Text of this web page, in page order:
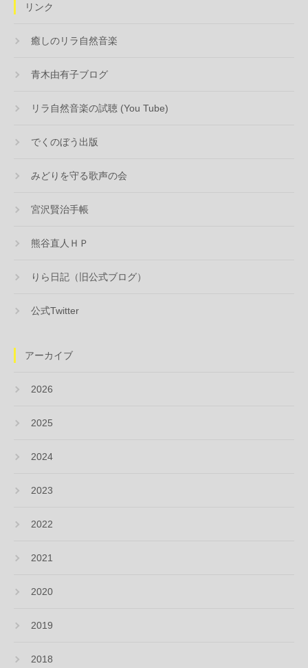
リンク
癒しのリラ自然音楽
青木由有子ブログ
リラ自然音楽の試聴 (You Tube)
でくのぼう出版
みどりを守る歌声の会
宮沢賢治手帳
熊谷直人ＨＰ
りら日記（旧公式ブログ）
公式Twitter
アーカイブ
2026
2025
2024
2023
2022
2021
2020
2019
2018